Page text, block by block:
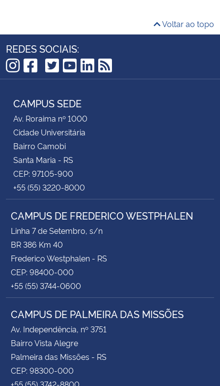
Voltar ao topo
REDES SOCIAIS:
Instagram
Facebook
TikTok
Twitter
YouTube
LinkedIn
RSS
CAMPUS SEDE
Av. Roraima nº 1000
Cidade Universitária
Bairro Camobi
Santa Maria - RS
CEP: 97105-900
+55 (55) 3220-8000
CAMPUS DE FREDERICO WESTPHALEN
Linha 7 de Setembro, s/n
BR 386 Km 40
Frederico Westphalen - RS
CEP: 98400-000
+55 (55) 3744-0600
CAMPUS DE PALMEIRA DAS MISSÕES
Av. Independência, nº 3751
Bairro Vista Alegre
Palmeira das Missões - RS
CEP: 98300-000